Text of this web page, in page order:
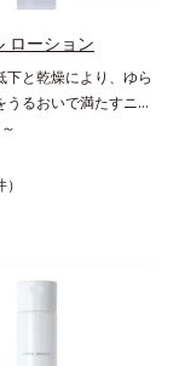
たし、脱・敏感肌を目
油分・無着色・無香
ラベンフリー、6つ
で徹底的に肌に寄り添
燥と敏感をくり返す
対象連用テスト済
のお肌に合うというこ
分、植物由来アミノ酸
ローション
下と乾燥により、ゆら
うるおいで満たすニキ
「ニキビをくり返し
穴目立ちが気にな
生活であごや口まわり
ち」の両方にWでアプ
薬用ニキビ対策スキン
ラーゲンが肌をいたわ